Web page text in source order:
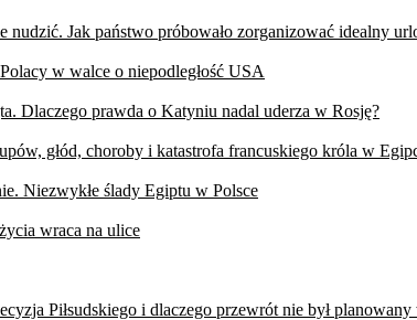
nudzić. Jak państwo próbowało zorganizować idealny
w walce o niepodległość USA
Dlaczego prawda o Katyniu nadal uderza w Rosję?
głód, choroby i katastrofa francuskiego króla w
Niezwykłe ślady Egiptu w Polsce
wraca na ulice
Piłsudskiego i dlaczego przewrót nie był planowany